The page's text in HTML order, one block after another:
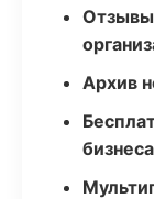
Отзывы
Архив
бизнеса